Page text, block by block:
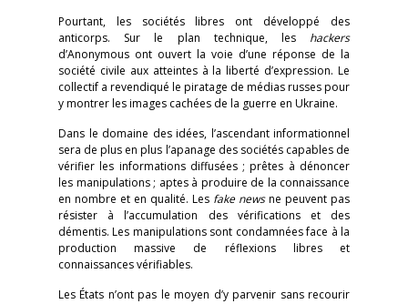
Pourtant, les sociétés libres ont développé des
anticorps. Sur le plan technique, les hackers
d’Anonymous ont ouvert la voie d’une réponse de la
société civile aux atteintes à la liberté d’expression. Le
collectif a revendiqué le piratage de médias russes pour
y montrer les images cachées de la guerre en Ukraine.
Dans le domaine des idées, l’ascendant informationnel
sera de plus en plus l’apanage des sociétés capables de
vérifier les informations diffusées ; prêtes à dénoncer
les manipulations ; aptes à produire de la connaissance
en nombre et en qualité. Les fake newsne peuvent pas
résister à l’accumulation des vérifications et des
démentis. Les manipulations sont condamnées face à la
production massive de réflexions libres et
connaissances vérifiables.
Les États n’ont pas le moyen d’y parvenir sans recourir